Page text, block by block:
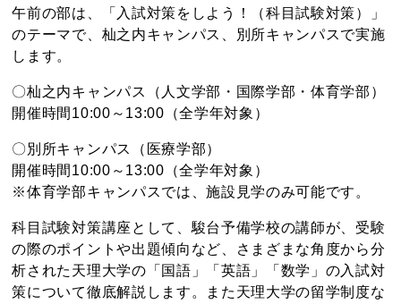
午前の部は、「入試対策をしよう！（科目試験対策）」
のテーマで、杣之内キャンパス、別所キャンパスで実施
します。
〇杣之内キャンパス（人文学部・国際学部・体育学部）
開催時間10:00～13:00（全学年対象）
〇別所キャンパス（医療学部）
開催時間10:00～13:00（全学年対象）
※体育学部キャンパスでは、施設見学のみ可能です。
科目試験対策講座として、駿台予備学校の講師が、受験
の際のポイントや出題傾向など、さまざまな角度から分
析された天理大学の「国語」「英語」「数学」の入試対
策について徹底解説します。また天理大学の留学制度な